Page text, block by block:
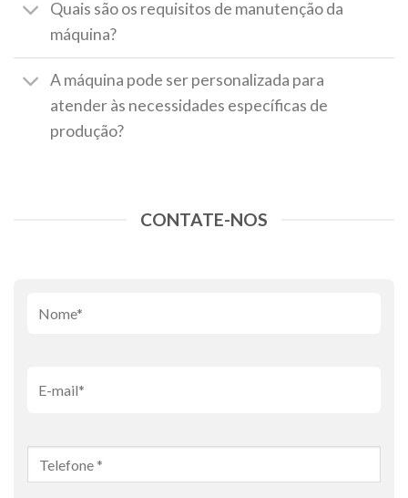
Quais são os requisitos de manutenção da
máquina?
A máquina pode ser personalizada para
atender às necessidades específicas de
produção?
CONTATE-NOS